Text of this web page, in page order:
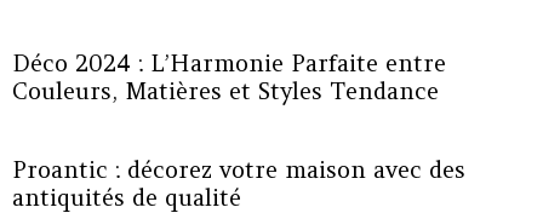
Déco 2024 : L’Harmonie Parfaite entre
Couleurs, Matières et Styles Tendance
Proantic : décorez votre maison avec des
antiquités de qualité